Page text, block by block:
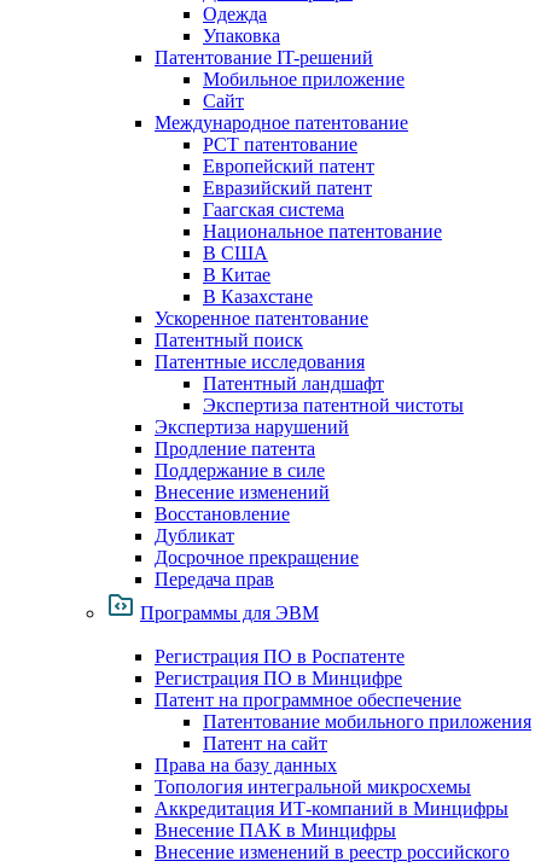
Одежда
Упаковка
Патентование IT-решений
Мобильное приложение
Сайт
Международное патентование
PCT патентование
Европейский патент
Евразийский патент
Гаагская система
Национальное патентование
В США
В Китае
В Казахстане
Ускоренное патентование
Патентный поиск
Патентные исследования
Патентный ландшафт
Экспертиза патентной чистоты
Экспертиза нарушений
Продление патента
Поддержание в силе
Внесение изменений
Восстановление
Дубликат
Досрочное прекращение
Передача прав
Программы для ЭВМ
Регистрация ПО в Роспатенте
Регистрация ПО в Минцифре
Патент на программное обеспечение
Патентование мобильного приложения
Патент на сайт
Права на базу данных
Топология интегральной микросхемы
Аккредитация ИТ-компаний в Минцифры
Внесение ПАК в Минцифры
Внесение изменений в реестр российского